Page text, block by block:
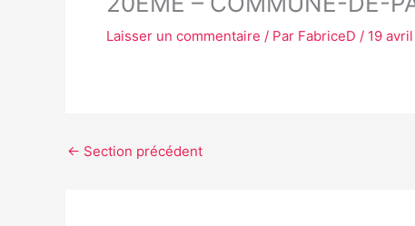
Laisser un commentaire / Par FabriceD / 19
← Section précédent